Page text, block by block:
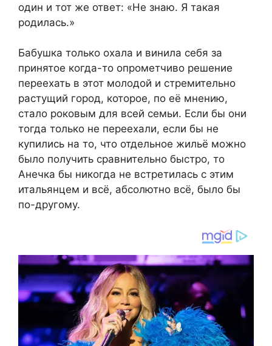
один и тот же ответ: «Не знаю. Я такая
родилась.»
Бабушка только охала и винила себя за
принятое когда-то опрометчиво решение
переехать в этот молодой и стремительно
растущий город, которое, по её мнению,
стало роковым для всей семьи. Если бы они
тогда только не переехали, если бы не
купились на то, что отдельное жильё можно
было получить сравнительно быстро, то
Анечка бы никогда не встретилась с этим
итальянцем и всё, абсолютно всё, было бы
по-другому.